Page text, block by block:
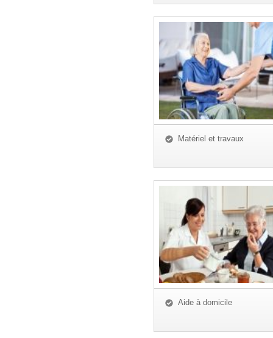
Matériel et travaux
Aide à domicile